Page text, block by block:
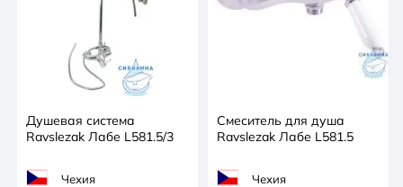
Душевая система
Ravslezak Лабе L581.5/3
Чехия
Смеситель для душа
Ravslezak Лабе L581.5
Чехия